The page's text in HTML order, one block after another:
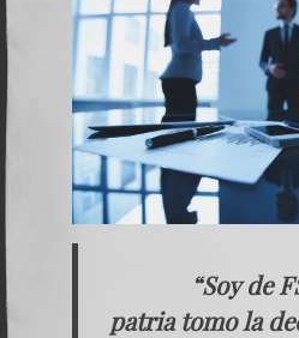
“Soy de
patria tomo la